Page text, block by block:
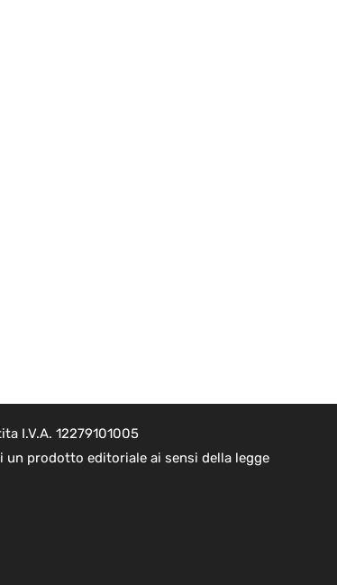
I.V.A. 12279101005
prodotto editoriale ai sensi della legge